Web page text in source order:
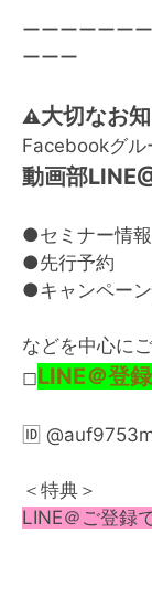
ーーーーーー
ーーー
⚠️大切なお
Facebookグル
動画部
●セミナー情報
●先行予約
●キャンペー
などを中心に
◻︎LINE＠登
🆔
＜特典＞
LINE＠ご登録